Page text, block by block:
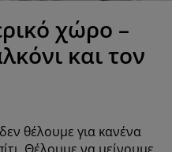
χώρο –
και τον
θέλουμε για κανένα